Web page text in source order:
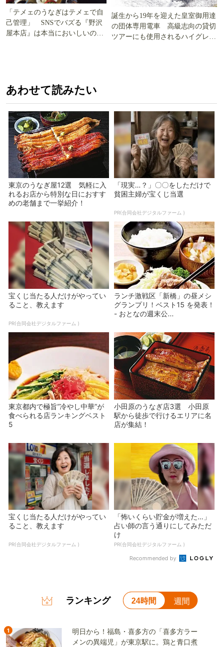
「テメェのうなぎはテメェで自
己管理」 SNSでバズる『野沢
屋本店』は本当においしいの
誕生から19年を迎えた皇室御用達
の団体専用電車 高級志向の貸切
ツアーにも使用されるハイグレー
あわせて読みたい
東京のうなぎ屋12選 気軽に入
れるお店から特別な日におすす
めの老舗まで一挙紹介！
「現実…？」〇〇をしただけで
貧困主婦が宝くじ当選
PR(合同会社デジタルファーム )
宝くじ当たる人だけがやってい
ること、教えます
PR(合同会社デジタルファーム )
ランチ激戦区「新橋」の昼メシ
グランプリ！ベスト15 を発表！
- おとなの週末公...
東京都内で極旨”冷やし中華”が
食べられる店ランキングベスト
5
小田原のうなぎ店3選 小田原
駅から徒歩で行けるエリアに名
店が集結！
宝くじ当たる人だけがやってい
ること、教えます
PR(合同会社デジタルファーム )
「怖いくらい貯金が増えた…」
占い師の言う通りにしてみただ
け
PR(合同会社デジタルファーム )
Recommended by
ランキング 24時間 週間
1
明日から！福島・喜多方の「喜多方ラー
メンの異端児」が東京駅に。鶏と青口煮